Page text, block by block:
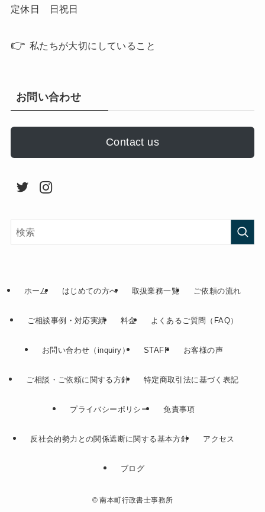
定休日 日祝日
👉 私たちが大切にしていること
お問い合わせ
Contact us
ホーム はじめての方へ 取扱業務一覧 ご依頼の流れ
ご相談事例・対応実績 料金 よくあるご質問（FAQ）
お問い合わせ（inquiry） STAFF お客様の声
ご相談・ご依頼に関する方針 特定商取引法に基づく表記
プライバシーポリシー 免責事項
反社会的勢力との関係遮断に関する基本方針 アクセス
ブログ
©南本町行政書士事務所